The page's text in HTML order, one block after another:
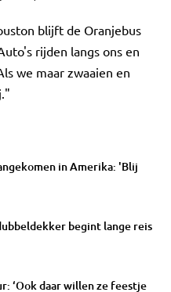
blijft de Oranjebus
rijden langs ons en
we maar zwaaien en
in Amerika: 'Blij
begint lange reis
‘Ook daar willen ze feestje